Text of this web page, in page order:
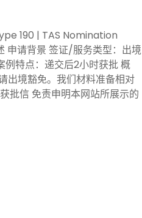
190 | TAS Nomination
请背景 签证/服务类型：出境
例特点：递交后2小时获批 概
出境豁免。我们材料准备相对
批信 免责申明本网站所展示的